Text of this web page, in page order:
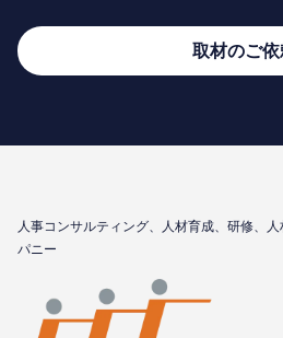
取材のご依
⼈事コンサルティング、⼈材育成、研修、
パニー